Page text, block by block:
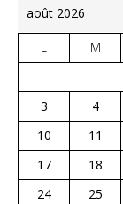
août 2026
L M
3
4
10
11
17
18
24
25